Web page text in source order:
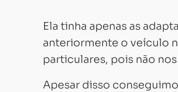
Ela tinha apenas as
anteriormente o veículo
particulares, pois não
Apesar disso